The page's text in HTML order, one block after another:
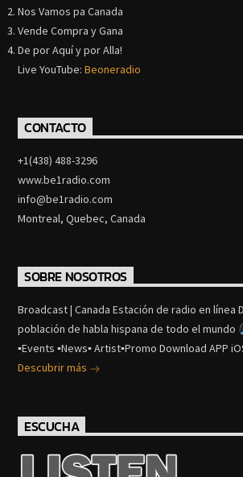
Nos Vamos pa Canada
Vende Compra y Gana
De por Aquí y por Alla!
Live YouTube:Beoneradio
CONTACTO
+1(438) 488-3296
www.be1radio.com
info@be1radio.com
Montreal, Quebec, Canada
SOBRE NOSOTROS
Broadcast | Canada Estación de radio en línea
población de habla hispana de todo el mundo
▪Events ▪News▪ Artist▪Promo Download APP
Descubrir más
ESCUCHA